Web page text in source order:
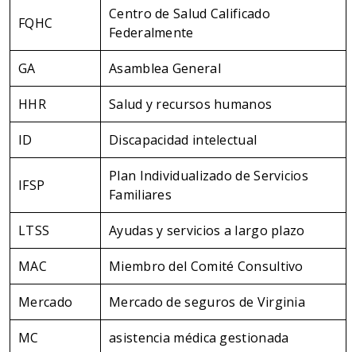
FQHC
Centro de Salud Calificado
Federalmente
GA Asamblea General
HHR Salud y recursos humanos
ID Discapacidad intelectual
IFSP
Plan Individualizado de Servicios
Familiares
LTSS Ayudas y servicios a largo plazo
MAC Miembro del Comité Consultivo
Mercado Mercado de seguros de Virginia
MC asistencia médica gestionada